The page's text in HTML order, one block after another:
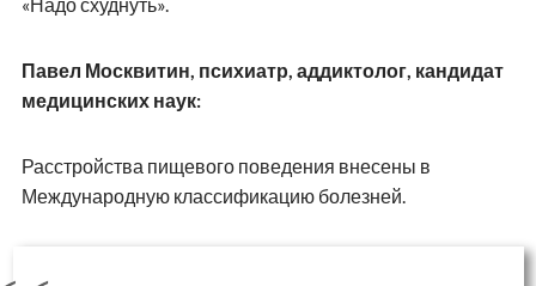
Павел Москвитин, психиатр, аддиктолог, кандидат
медицинских наук:
Расстройства пищевого поведения внесены в
Международную классификацию болезней.